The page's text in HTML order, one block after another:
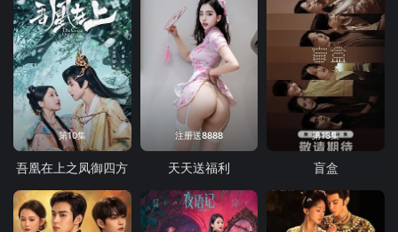
第10集
吾凰在上之凤御四方
注册送8888
天天送福利
第13集
盲盒